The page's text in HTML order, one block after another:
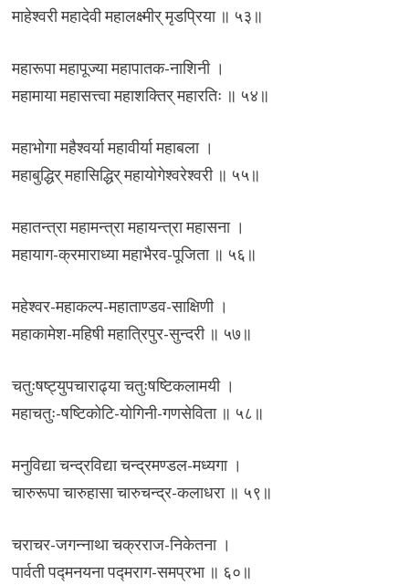
माहेश्वरी महादेवी महालक्ष्मीर् मृडप्रिया ॥ ५३॥
महारूपा महापूज्या महापातक-नाशिनी ।
महामाया महासत्त्वा महाशक्तिर् महारतिः ॥ ५४॥
महाभोगा महैश्वर्या महावीर्या महाबला ।
महाबुद्धिर् महासिद्धिर् महायोगेश्वरेश्वरी ॥ ५५॥
महातन्त्रा महामन्त्रा महायन्त्रा महासना ।
महायाग-क्रमाराध्या महाभैरव-पूजिता ॥ ५६॥
महेश्वर-महाकल्प-महाताण्डव-साक्षिणी ।
महाकामेश-महिषी महात्रिपुर-सुन्दरी ॥ ५७॥
चतुःषष्ट्युपचाराढ्या चतुःषष्टिकलामयी ।
महाचतुः-षष्टिकोटि-योगिनी-गणसेविता ॥ ५८॥
मनुविद्या चन्द्रविद्या चन्द्रमण्डल-मध्यगा ।
चारुरूपा चारुहासा चारुचन्द्र-कलाधरा ॥ ५९॥
चराचर-जगन्नाथा चक्रराज-निकेतना ।
पार्वती पद्मनयना पद्मराग-समप्रभा ॥ ६०॥